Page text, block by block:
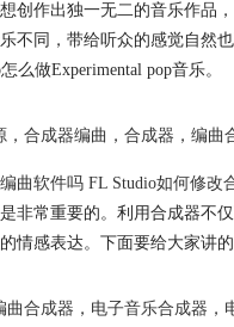
创作出独一无二的音乐作品
不同，带给听众的感觉自然
么做Experimental pop音乐。
， 合成器编曲 ， 合成器 ， 编曲
曲软件吗 FL Studio如何修改
非常重要的。利用合成器不
情感表达。下面要给大家讲
曲合成器 ， 电子音乐合成器 ，